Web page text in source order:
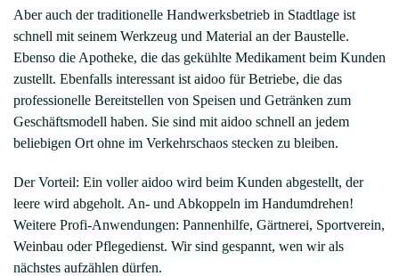
Aber auch der traditionelle Handwerksbetrieb in Stadtlage ist
schnell mit seinem Werkzeug und Material an der Baustelle.
Ebenso die Apotheke, die das gekühlte Medikament beim Kunden
zustellt. Ebenfalls interessant ist aidoo für Betriebe, die das
professionelle Bereitstellen von Speisen und Getränken zum
Geschäftsmodell haben. Sie sind mit aidoo schnell an jedem
beliebigen Ort ohne im Verkehrschaos stecken zu bleiben.
Der Vorteil: Ein voller aidoo wird beim Kunden abgestellt, der
leere wird abgeholt. An- und Abkoppeln im Handumdrehen!
Weitere Profi-Anwendungen: Pannenhilfe, Gärtnerei, Sportverein,
Weinbau oder Pflegedienst. Wir sind gespannt, wen wir als
nächstes aufzählen dürfen.